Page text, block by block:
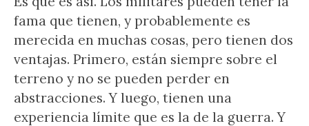
fama que tienen, y probablemente es
merecida en muchas cosas, pero tienen dos
ventajas. Primero, están siempre sobre el
terreno y no se pueden perder en
abstracciones. Y luego, tienen una
experiencia límite que es la de la guerra. Y